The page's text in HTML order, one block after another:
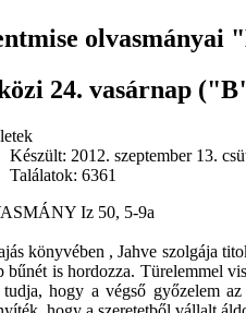
olvasmányai
24. vasárnap
Készült: 2012. szeptember 13.
Találatok: 6361
Iz 50, 5-9a
könyvében , Jahve szolgája
bűnét is hordozza. Türelemmel
tudja, hogy a végső győzelem